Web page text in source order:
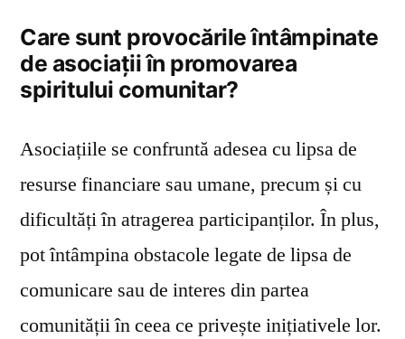
Care sunt provocările întâmpinate
de asociații în promovarea
spiritului comunitar?
Asociațiile se confruntă adesea cu lipsa de
resurse financiare sau umane, precum și cu
dificultăți în atragerea participanților. În plus,
pot întâmpina obstacole legate de lipsa de
comunicare sau de interes din partea
comunității în ceea ce privește inițiativele lor.